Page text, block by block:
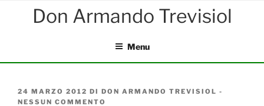
Menu
PUBBLICATO
IL
24 MARZO 2012 DI DON ARMANDO TREVISIOL -
NESSUN COMMENTO